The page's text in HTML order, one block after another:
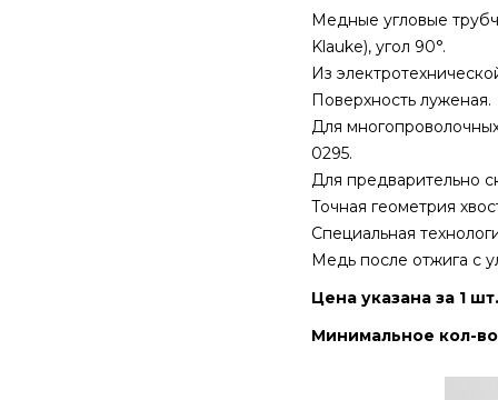
Медные угловые
Klauke), угол 90°.
Из
Поверхность луженая.
Для
0295.
Для предварительно
Точная геометрия
Специальная
Медь после отжига с
Цена указана за 1 шт.
Минимальное кол-